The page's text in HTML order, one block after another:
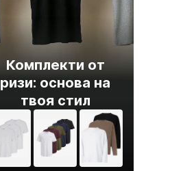
Комплекти от
ризи: основа на
твоя стил